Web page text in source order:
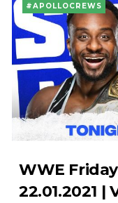
#APOLLOCREWS
WWE
22.01.2021 |